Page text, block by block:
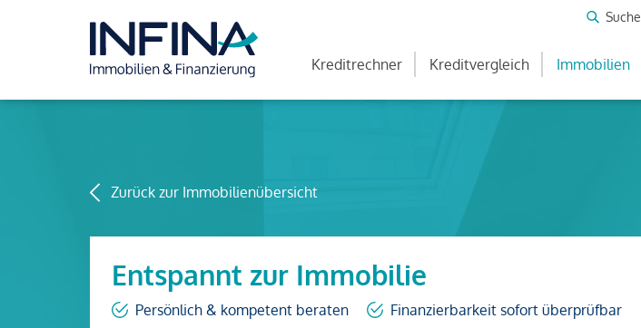
Suche
Kreditrechner Kreditvergleich Immobilien
Zurück zur Immobilienübersicht
Entspannt zur Immobilie
Persönlich & kompetent beraten Finanzierbarkeit sofort überprüfbar